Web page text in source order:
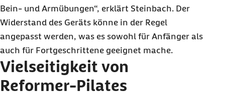
Bein- und Armübungen“, erklärt Steinbach. Der
Widerstand des Geräts könne in der Regel
angepasst werden, was es sowohl für Anfänger als
auch für Fortgeschrittene geeignet mache.
Vielseitigkeit von
Reformer-Pilates